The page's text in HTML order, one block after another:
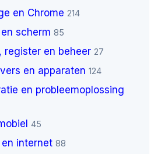
en Chrome 214
scherm 85
register en beheer 27
en apparaten 124
en probleemoplossing
45
internet 88